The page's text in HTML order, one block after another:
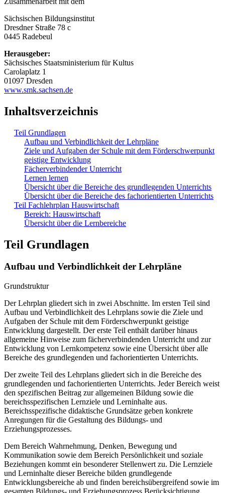
Sächsischen Bildungsinstitut
Dresdner Straße 78 c
0445 Radebeul
Herausgeber:
Sächsisches Staatsministerium für Kultus
Carolaplatz 1
01097 Dresden
www.smk.sachsen.de
Inhaltsverzeichnis
Teil Grundlagen
Aufbau und Verbindlichkeit der Lehrpläne
Ziele und Aufgaben der Schule mit dem Förderschwerpunkt
geistige Entwicklung
Fächerverbindender Unterricht
Lernen lernen
Übersicht über die Bereiche des grundlegenden Unterrichts
Übersicht über die Bereiche des fachorientierten Unterrichts
Teil Fachlehrplan Hauswirtschaft
Bereich: Hauswirtschaft
Übersicht über die Lernbereiche
Teil Grundlagen
Aufbau und Verbindlichkeit der Lehrpläne
Grundstruktur
Der Lehrplan gliedert sich in zwei Abschnitte. Im ersten Teil sind
Aufbau und Verbindlichkeit des Lehrplans sowie die Ziele und
Aufgaben der Schule mit dem Förderschwerpunkt geistige
Entwicklung dargestellt. Der erste Teil enthält darüber hinaus
allgemeine Hinweise zum fächerverbindenden Unterricht und zur
Entwicklung von Lernkompetenz sowie eine Übersicht über alle
Bereiche des grundlegenden und fachorientierten Unterrichts.
Der zweite Teil des Lehrplans gliedert sich in die Bereiche des
grundlegenden und fachorientierten Unterrichts. Jeder Bereich weist
den spezifischen Beitrag zur allgemeinen Bildung sowie die
bereichsspezifischen Lernziele und Lerninhalte aus.
Bereichsspezifische didaktische Grundsätze geben konkrete
Anregungen für die Gestaltung des Bildungs- und
Erziehungsprozesses.
Dem Bereich Wahrnehmung, Denken, Bewegung und
Kommunikation sowie dem Bereich Persönlichkeit und soziale
Beziehungen kommt ein besonderer Stellenwert zu. Die Lernziele
und Lerninhalte dieser Bereiche bilden grundlegende
Entwicklungsbereiche ab und finden bereichsübergreifend sowie im